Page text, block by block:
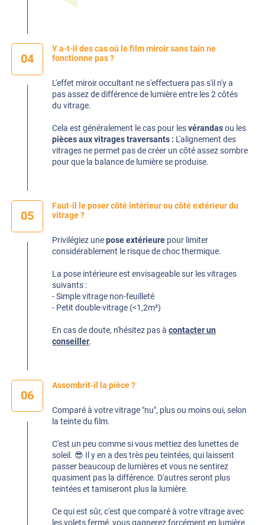
04
Y a-t-il des cas où le film miroir sans tain ne
fonctionne pas ?
L'effet miroir occultant ne s'effectuera pas s'il n'y a
pas assez de différence de lumière entre les 2 côtés
du vitrage.
Cela est généralement le cas pour lesvérandasou les
pièces aux vitrages traversants : L'alignement des
vitrages ne permet pas de créer un côté assez sombre
pour que la balance de lumière se produise.
05
Faut-il le poser côté intérieur ou côté extérieur du
vitrage ?
Privilégiez unepose extérieure pour limiter
considérablement le risque de choc thermique.
La pose intérieure est envisageable sur les vitrages
suivants :
- Simple vitrage non-feuilleté
- Petit double-vitrage (<1,2m²)
En cas de doute, n'hésitez pas àcontacter un
conseiller.
06
Assombrit-il la pièce ?
Comparé à votre vitrage "nu", plus ou moins oui, selon
la teinte du film.
C'est un peu comme si vous mettiez des lunettes de
soleil. 😎 Il y en a des très peu teintées, qui laissent
passer beaucoup de lumières et vous ne sentirez
quasiment pas la différence. D'autres seront plus
teintées et tamiseront plus la lumière.
Ce qui est sûr, c'est que comparé à votre vitrage avec
les volets fermé, vous gagnerez forcément en lumière